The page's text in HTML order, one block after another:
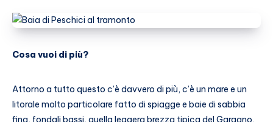
Cosa vuoi di più?
Attorno a tutto questo c’è davvero di più, c’è un mare e un
litorale molto particolare fatto di spiagge e baie di sabbia